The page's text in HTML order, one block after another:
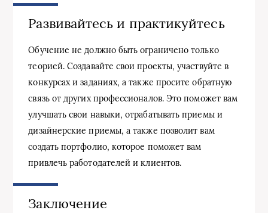
Развивайтесь и практикуйтесь
Обучение не должно быть ограничено только
теорией. Создавайте свои проекты, участвуйте в
конкурсах и заданиях, а также просите обратную
связь от других профессионалов. Это поможет вам
улучшать свои навыки, отрабатывать приемы и
дизайнерские приемы, а также позволит вам
создать портфолио, которое поможет вам
привлечь работодателей и клиентов.
Заключение